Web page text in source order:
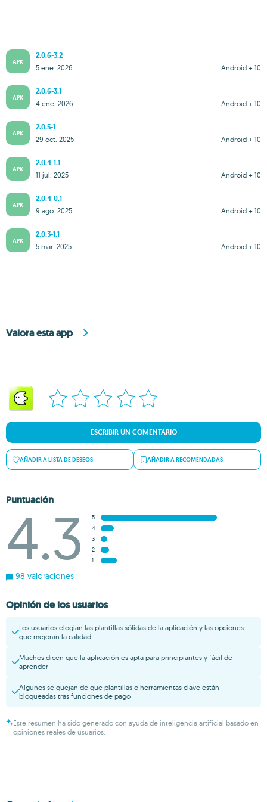
APK
2.0.6-3.2
Android + 10
5 ene. 2026
APK
2.0.6-3.1
Android + 10
4 ene. 2026
APK
2.0.5-1
Android + 10
29 oct. 2025
APK
2.0.4-1.1
Android + 10
11 jul. 2025
APK
2.0.4-0.1
Android + 10
9 ago. 2025
APK
2.0.3-1.1
Android + 10
5 mar. 2025
Valora esta app
ESCRIBIR UN COMENTARIO
AÑADIR A LISTA DE DESEOS AÑADIR A RECOMENDADAS
Puntuación
4.3
5
4
3
2
1
98 valoraciones
Opinión de los usuarios
Los usuarios elogian las plantillas sólidas de la aplicación y las opciones
que mejoran la calidad
Muchos dicen que la aplicación es apta para principiantes y fácil de
aprender
Algunos se quejan de que plantillas o herramientas clave están
bloqueadas tras funciones de pago
Este resumen ha sido generado con ayuda de inteligencia artificial basado en
opiniones reales de usuarios.